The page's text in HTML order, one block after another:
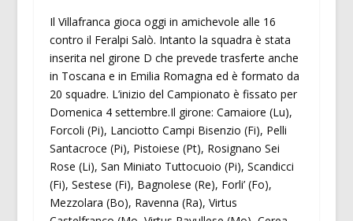
Il Villafranca gioca oggi in amichevole alle 16
contro il Feralpi Salò. Intanto la squadra è stata
inserita nel girone D che prevede trasferte anche
in Toscana e in Emilia Romagna ed è formato da
20 squadre. L’inizio del Campionato è fissato per
Domenica 4 settembre.Il girone: Camaiore (Lu),
Forcoli (Pi), Lanciotto Campi Bisenzio (Fi), Pelli
Santacroce (Pi), Pistoiese (Pt), Rosignano Sei
Rose (Li), San Miniato Tuttocuoio (Pi), Scandicci
(Fi), Sestese (Fi), Bagnolese (Re), Forli’ (Fo),
Mezzolara (Bo), Ravenna (Ra), Virtus